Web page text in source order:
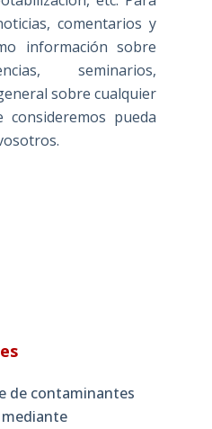
comentarios y
información sobre
seminarios,
sobre cualquier
pueda
de contaminantes